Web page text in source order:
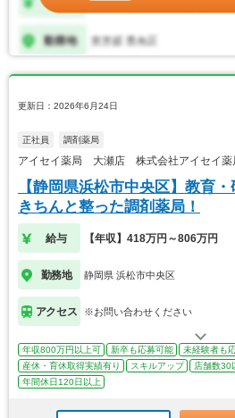
更新日：2026年6月24日
正社員 調剤薬局
アイセイ薬局 大瀬店 株式会社アイセイ薬
【静岡県浜松市中央区】教育
きちんと整った調剤薬局！
給与 【年収】418万円～806万円
勤務地 静岡県 浜松市中央区
アクセス ※お問い合わせください
年収800万円以上可 新卒も応募可能 未経験者も
産休・育休取得実績有り
スキルアップ 店舗数30
年間休日120日以上